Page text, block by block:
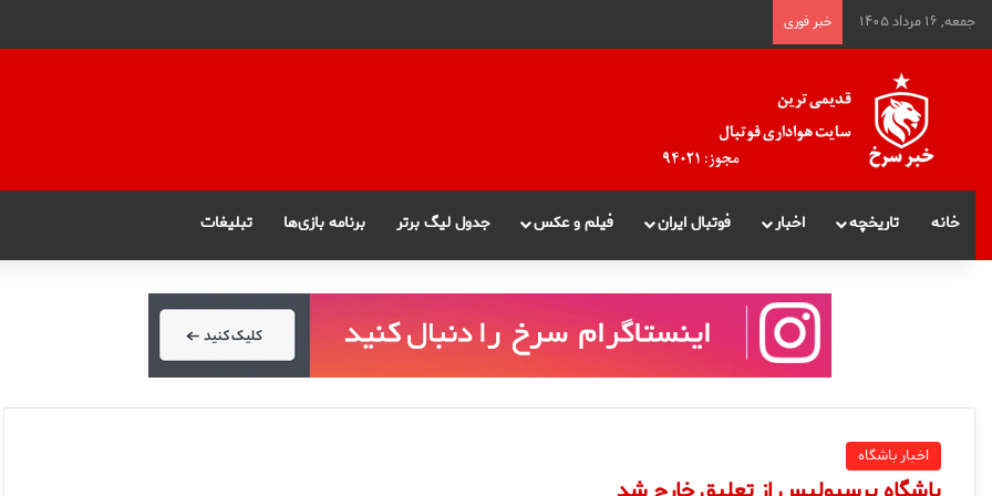
جمعه, ۱۶ مرداد ۱۴۰۵ خبر فوری
خانه تاریخچه اخبار فوتبال ایران فیلم و عکس جدول لیگ برتر برنامه بازی‌ها تبلیغات
اخبار باشگاه